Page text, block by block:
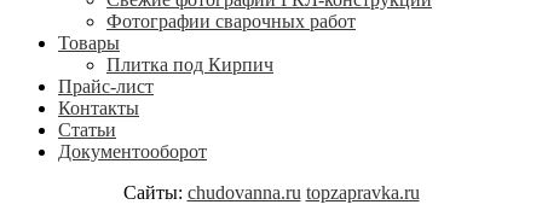
Фотографии сварочных работ
Товары
Плитка под Кирпич
Прайс-лист
Контакты
Статьи
Документооборот
Сайты: chudovanna.ru topzapravka.ru